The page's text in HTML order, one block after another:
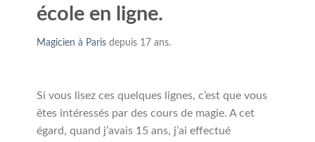
école en ligne.
Magicien à Paris depuis 17 ans.
Si vous lisez ces quelques lignes, c’est que vous
êtes intéressés par des cours de magie. A cet
égard, quand j’avais 15 ans, j’ai effectué